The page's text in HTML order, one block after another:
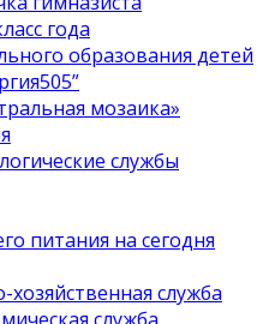
года
образования детей
мозаика»
службы
питания на сегодня
служба